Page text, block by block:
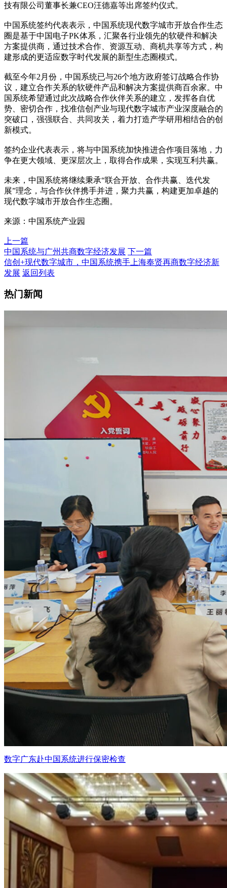
技有限公司董事长兼CEO汪德嘉等出席签约仪式。
中国系统签约代表表示，中国系统现代数字城市开放合作生态
圈是基于中国电子PK体系，汇聚各行业领先的软硬件和解决
方案提供商，通过技术合作、资源互动、商机共享等方式，构
建形成的更适应数字时代发展的新型生态圈模式。
截至今年2月份，中国系统已与26个地方政府签订战略合作协
议，建立合作关系的软硬件产品和解决方案提供商百余家。中
国系统希望通过此次战略合作伙伴关系的建立，发挥各自优
势、密切合作，找准信创产业与现代数字城市产业深度融合的
突破口，强强联合、共同攻关，着力打造产学研用相结合的创
新模式。
签约企业代表表示，将与中国系统加快推进合作项目落地，力
争在更大领域、更深层次上，取得合作成果，实现互利共赢。
未来，中国系统将继续秉承“联合开放、合作共赢、迭代发
展”理念，与合作伙伴携手并进，聚力共赢，构建更加卓越的
现代数字城市开放合作生态圈。
来源：中国系统产业园
上一篇
中国系统与广州共商数字经济发展 下一篇
信创+现代数字城市，中国系统携手上海奉贤再商数字经济新
发展 返回列表
热门新闻
数字广东赴中国系统进行保密检查